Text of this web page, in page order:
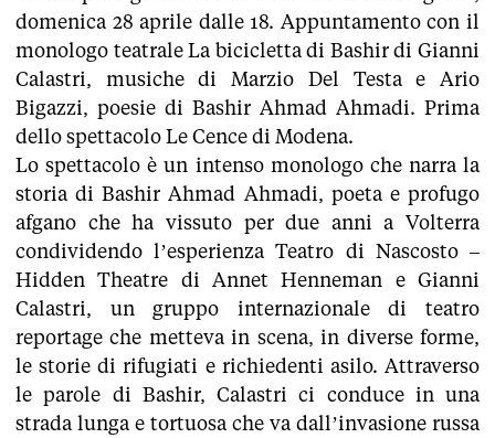
domenica 28 aprile dalle 18. Appuntamento con il
monologo teatrale La bicicletta di Bashir di Gianni
Calastri, musiche di Marzio Del Testa e Ario
Bigazzi, poesie di Bashir Ahmad Ahmadi. Prima
dello spettacolo Le Cence di Modena.
Lo spettacolo è un intenso monologo che narra la
storia di Bashir Ahmad Ahmadi, poeta e profugo
afgano che ha vissuto per due anni a Volterra
condividendo l’esperienza Teatro di Nascosto –
Hidden Theatre di Annet Henneman e Gianni
Calastri, un gruppo internazionale di teatro
reportage che metteva in scena, in diverse forme,
le storie di rifugiati e richiedenti asilo. Attraverso
le parole di Bashir, Calastri ci conduce in una
strada lunga e tortuosa che va dall’invasione russa